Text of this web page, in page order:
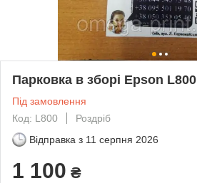
Парковка в зборі Epson L800
Під замовлення
Код: L800
Роздріб
Відправка з 11 серпня 2026
1 100 ₴